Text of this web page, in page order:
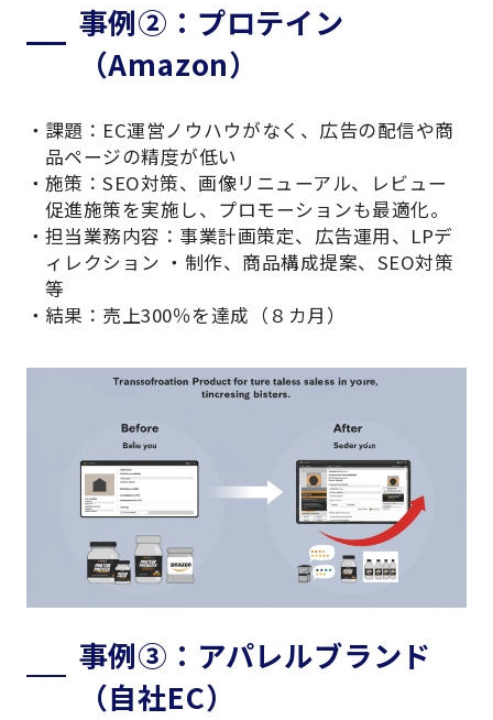
事例②：プロテイン
（Amazon）
課題：EC運営ノウハウがなく、広告の配信や商
品ページの精度が低い
施策：SEO対策、画像リニューアル、レビュー
促進施策を実施し、プロモーションも最適化。
担当業務内容：事業計画策定、広告運用、LPデ
ィレクション ・制作、商品構成提案、SEO対策
等
結果：売上300％を達成（８カ月）
事例③：アパレルブランド
（自社EC）